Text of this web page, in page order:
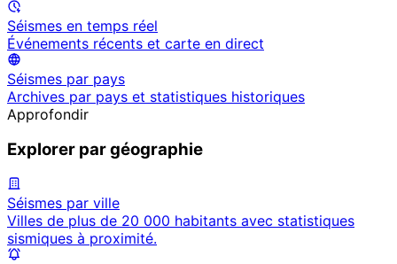
Séismes en temps réel
Événements récents et carte en direct
Séismes par pays
Archives par pays et statistiques historiques
Approfondir
Explorer par géographie
Séismes par ville
Villes de plus de 20 000 habitants avec statistiques
sismiques à proximité.